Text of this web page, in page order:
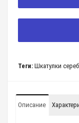
Теги: Шкатулки
Описание